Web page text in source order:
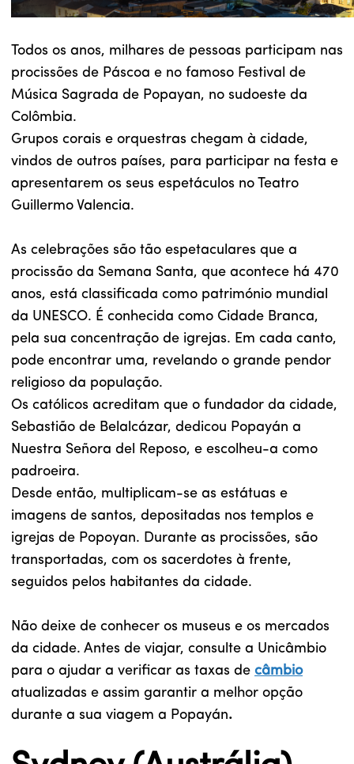
Todos os anos, milhares de pessoas participam nas
procissões de Páscoa e no famoso Festival de
Música Sagrada de Popayan, no sudoeste da
Colômbia.
Grupos corais e orquestras chegam à cidade,
vindos de outros países, para participar na festa e
apresentarem os seus espetáculos no Teatro
Guillermo Valencia.
As celebrações são tão espetaculares que a
procissão da Semana Santa, que acontece há 470
anos, está classificada como património mundial
da UNESCO. É conhecida como Cidade Branca,
pela sua concentração de igrejas. Em cada canto,
pode encontrar uma, revelando o grande pendor
religioso da população.
Os católicos acreditam que o fundador da cidade,
Sebastião de Belalcázar, dedicou Popayán a
Nuestra Señora del Reposo, e escolheu-a como
padroeira.
Desde então, multiplicam-se as estátuas e
imagens de santos, depositadas nos templos e
igrejas de Popoyan. Durante as procissões, são
transportadas, com os sacerdotes à frente,
seguidos pelos habitantes da cidade.
Não deixe de conhecer os museus e os mercados
da cidade. Antes de viajar, consulte a Unicâmbio
para o ajudar a verificar as taxas de câmbio
atualizadas e assim garantir a melhor opção
durante a sua viagem a Popayán.